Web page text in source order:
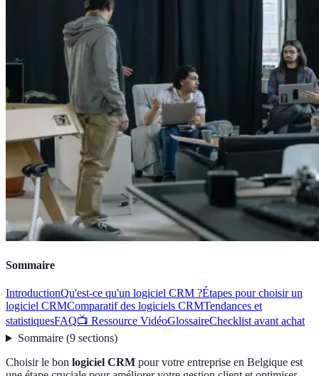
Sommaire
IntroductionQu'est-ce qu'un logiciel CRM ?Étapes pour choisir un
logiciel CRMComparatif des logiciels CRMTendances et
statistiquesFAQ📺 Ressource VidéoGlossaireChecklist avant achat
Sommaire(9 sections)
Choisir le bon logiciel CRM pour votre entreprise en Belgique est